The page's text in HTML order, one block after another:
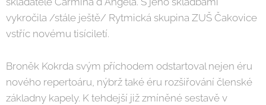
vykročila /stále ještě/ Rytmická skupina ZUŠ Čakovice
vstříc novému tisíciletí.
Broněk Kokrda svým příchodem odstartoval nejen éru
nového repertoáru, nýbrž také éru rozšiřování členské
základny kapely. K tehdejší již zmíněné sestavě v